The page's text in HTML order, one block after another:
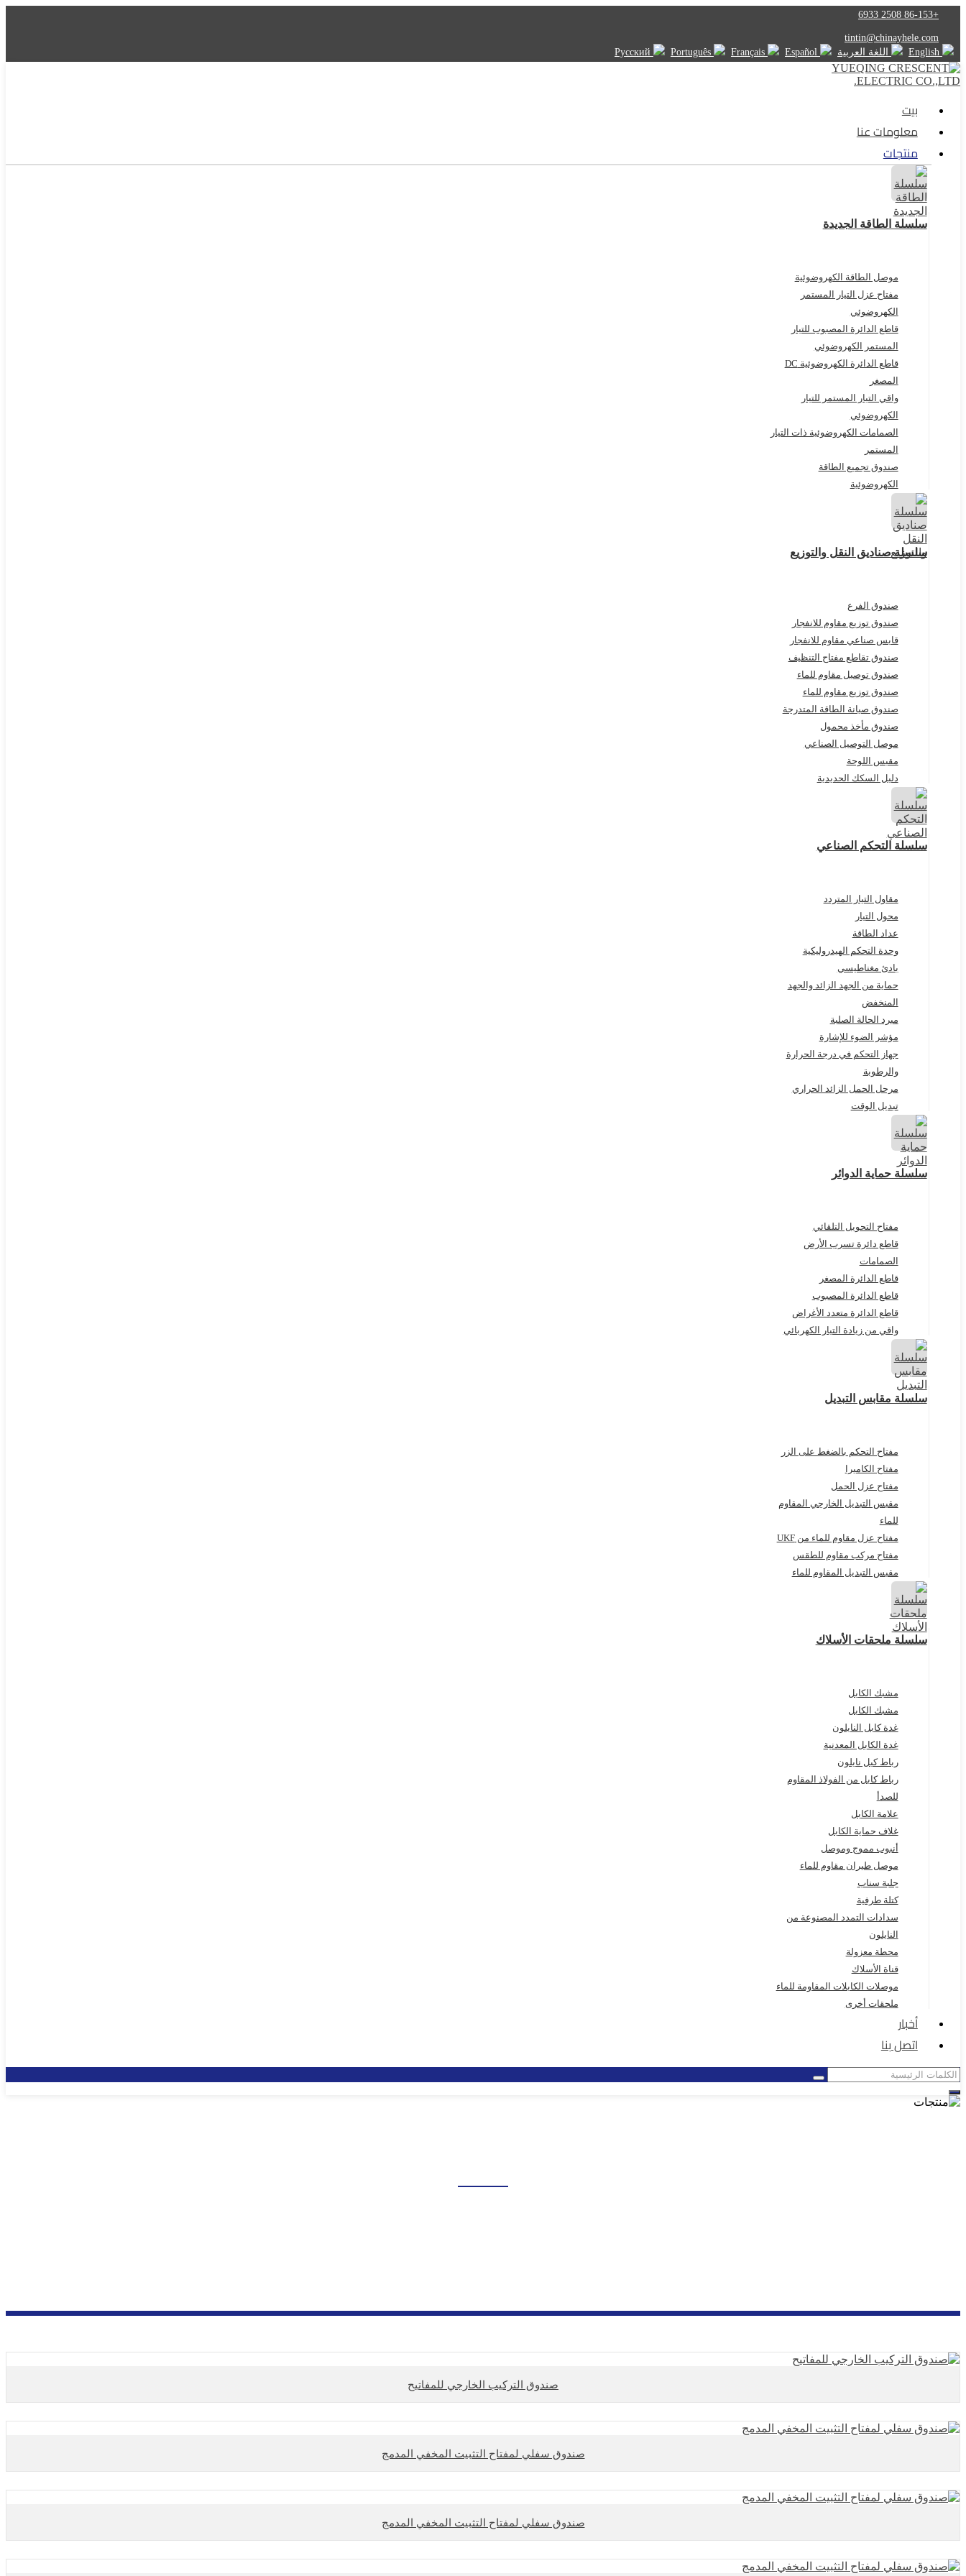
+86-153 2508 6933
tintin@chinayhele.com
اللغة العربية
بيت
معلومات عنا
منتجات
سلسلة الطاقة الجديدة
موصل الطاقة الكهروضوئية
مفتاح عزل التيار المستمر
الكهروضوئي
قاطع الدائرة المصبوب للتيار
المستمر الكهروضوئي
قاطع الدائرة الكهروضوئية DC
المصغر
واقي التيار المستمر للتيار
الكهروضوئي
الصمامات الكهروضوئية ذات التيار
المستمر
صندوق تجميع الطاقة
الكهروضوئية
سلسلة صناديق النقل والتوزيع
صندوق الفرع
صندوق توزيع مقاوم للانفجار
قابس صناعي مقاوم للانفجار
صندوق تقاطع مفتاح التنظيف
صندوق توصيل مقاوم للماء
صندوق توزيع مقاوم للماء
صندوق صيانة الطاقة المتدرجة
صندوق مأخذ محمول
موصل التوصيل الصناعي
مقبس اللوحة
دليل السكك الحديدية
سلسلة التحكم الصناعي
مقاول التيار المتردد
محول التيار
عداد الطاقة
وحدة التحكم الهيدروليكية
بادئ مغناطيسي
حماية من الجهد الزائد والجهد
المنخفض
مبرد الحالة الصلبة
مؤشر الضوء للإشارة
جهاز التحكم في درجة الحرارة
والرطوبة
مرحل الحمل الزائد الحراري
تبديل الوقت
سلسلة حماية الدوائر
مفتاح التحويل التلقائي
قاطع دائرة تسرب الأرض
الصمامات
قاطع الدائرة المصغر
قاطع الدائرة المصبوب
قاطع الدائرة متعدد الأغراض
واقي من زيادة التيار الكهربائي
سلسلة مقابس التبديل
مفتاح التحكم بالضغط على الزر
مفتاح الكاميرا
مفتاح عزل الحمل
مقبس التبديل الخارجي المقاوم
للماء
مفتاح عزل مقاوم للماء من UKF
مفتاح مركب مقاوم للطقس
مقبس التبديل المقاوم للماء
سلسلة ملحقات الأسلاك
مشبك الكابل
مشبك الكابل
غدة كابل النايلون
غدة الكابل المعدنية
رباط كبل نايلون
رباط كابل من الفولاذ المقاوم
للصدأ
علامة الكابل
غلاف حماية الكابل
أنبوب مموج وموصل
موصل طيران مقاوم للماء
جلبة سناب
كتلة طرفية
سدادات التمدد المصنوعة من
النايلون
محطة معزولة
قناة الأسلاك
موصلات الكابلات المقاومة للماء
ملحقات أخرى
أخبار
اتصل بنا
صندوق التركيب الخارجي للمفاتيح
صندوق سفلي لمفتاح التثبيت المخفي المدمج
صندوق سفلي لمفتاح التثبيت المخفي المدمج